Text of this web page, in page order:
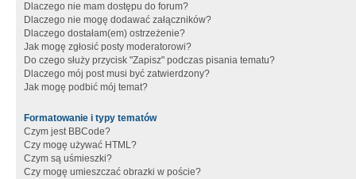
Dlaczego nie mam dostępu do forum?
Dlaczego nie mogę dodawać załączników?
Dlaczego dostałam(em) ostrzeżenie?
Jak mogę zgłosić posty moderatorowi?
Do czego służy przycisk "Zapisz" podczas pisania tematu?
Dlaczego mój post musi być zatwierdzony?
Jak mogę podbić mój temat?
Formatowanie i typy tematów
Czym jest BBCode?
Czy mogę używać HTML?
Czym są uśmieszki?
Czy mogę umieszczać obrazki w poście?